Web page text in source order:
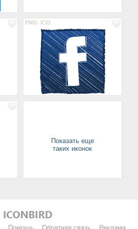
PNG ICO
Показать еще
таких иконок